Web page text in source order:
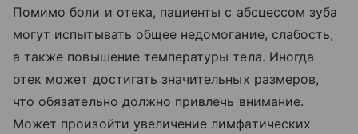
Помимо боли и отека, пациенты с абсцессом зуба
могут испытывать общее недомогание, слабость,
а также повышение температуры тела. Иногда
отек может достигать значительных размеров,
что обязательно должно привлечь внимание.
Может произойти увеличение лимфатических